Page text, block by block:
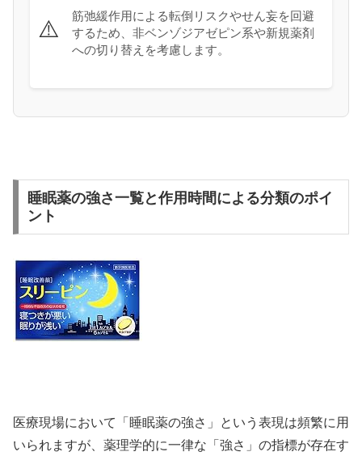
⚠️
筋弛緩作用による転倒リスクやせん妄を回避
するため、非ベンゾジアゼピン系や新規薬剤
への切り替えを考慮します。
睡眠薬の強さ一覧と作用時間による分類のポイ
ント
医療現場において「睡眠薬の強さ」という表現は頻繁に用
いられますが、薬理学的に一律な「強さ」の指標が存在す